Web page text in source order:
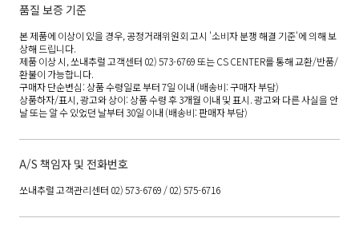
품질 보증 기준
본 제품에 이상이 있을 경우, 공정거래위원회 고시 '소비자 분쟁 해결 기준'에 의해 보
상해 드립니다.
제품 이상 시, 쏘내추럴 고객센터 02) 573-6769 또는 CS CENTER를 통해 교환/반품/
환불이 가능합니다.
구매자 단순변심: 상품 수령일로 부터 7일 이내 (배송비: 구매자 부담)
상품하자/표시, 광고와 상이: 상품 수령 후 3개월 이내 및 표시. 광고와 다른 사실을 안
날 또는 알 수 있었던 날부터 30일 이내 (배송비: 판매자 부담)
A/S 책임자 및 전화번호
쏘내추럴 고객관리센터 02) 573-6769 / 02) 575-6716